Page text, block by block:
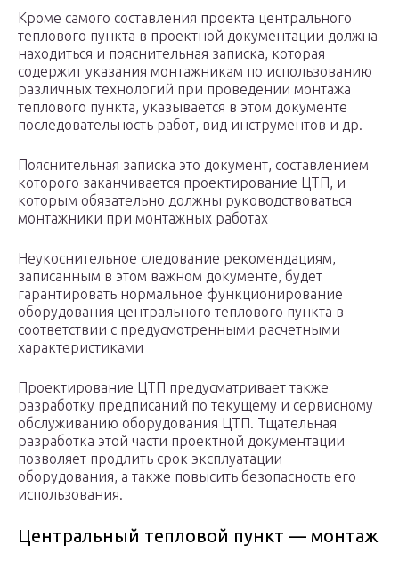
Кроме самого составления проекта центрального
теплового пункта в проектной документации должна
находиться и пояснительная записка, которая
содержит указания монтажникам по использованию
различных технологий при проведении монтажа
теплового пункта, указывается в этом документе
последовательность работ, вид инструментов и др.
Пояснительная записка это документ, составлением
которого заканчивается проектирование ЦТП, и
которым обязательно должны руководствоваться
монтажники при монтажных работах
Неукоснительное следование рекомендациям,
записанным в этом важном документе, будет
гарантировать нормальное функционирование
оборудования центрального теплового пункта в
соответствии с предусмотренными расчетными
характеристиками
Проектирование ЦТП предусматривает также
разработку предписаний по текущему и сервисному
обслуживанию оборудования ЦТП. Тщательная
разработка этой части проектной документации
позволяет продлить срок эксплуатации
оборудования, а также повысить безопасность его
использования.
Центральный тепловой пункт — монтаж